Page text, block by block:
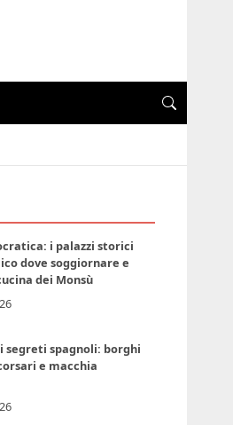
i palazzi storici
dove soggiornare e
dei Monsù
segreti spagnoli: borghi
e macchia